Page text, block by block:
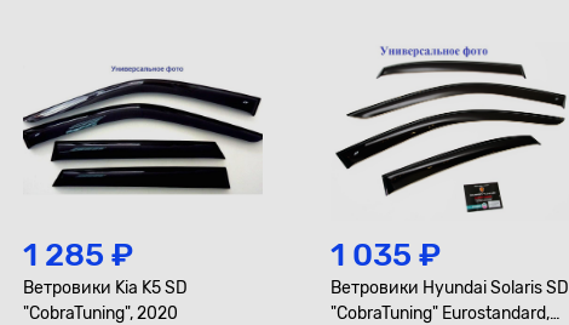
1 285 ₽
Ветровики Kia K5 SD
"CobraTuning", 2020
1 035 ₽
Ветровики Hyundai Solaris SD
"CobraTuning" Eurostandard,